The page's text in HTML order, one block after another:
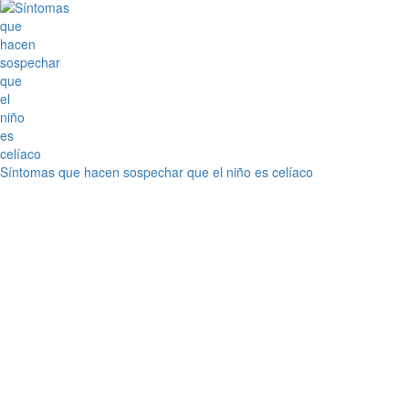
Síntomas que hacen sospechar que el niño es celíaco